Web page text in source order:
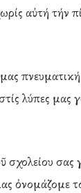
αὐτή τήν
λύπες
σας
ὀνομάζομε